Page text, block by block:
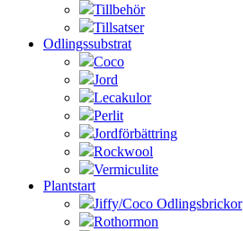
Tillbehör
Tillsatser
Odlingssubstrat
Coco
Jord
Lecakulor
Perlit
Jordförbättring
Rockwool
Vermiculite
Plantstart
Jiffy/Coco Odlingsbrickor
Rothormon